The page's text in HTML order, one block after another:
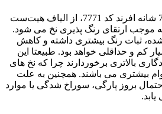
در تولید فرش ماشینی 700 شانه افرند کد 7771، از الیاف هیت‌ست
موجب ارتقای رنگ پذیری نخ می شود.
ثبات رنگ بیشتری داشته و کاهش
کم و حداقلی خواهد بود. طبیعتا این
بالاتری برخوردارند چرا که نخ های
بیشتری می باشند. همچنین به علت
بروز پارگی، سوراخ شدگی یا موارد